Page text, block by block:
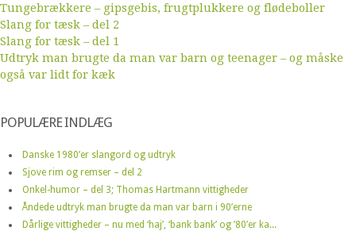
Tungebrækkere – gipsgebis, frugtplukkere og flødeboller
Slang for tæsk – del 2
Slang for tæsk – del 1
Udtryk man brugte da man var barn og teenager – og måske
også var lidt for kæk
POPULÆRE INDLÆG
Danske 1980’er slangord og udtryk
Sjove rim og remser – del 2
Onkel-humor – del 3; Thomas Hartmann vittigheder
Åndede udtryk man brugte da man var barn i 90’erne
Dårlige vittigheder – nu med ‘haj’, ‘bank bank’ og ’80’er ka...